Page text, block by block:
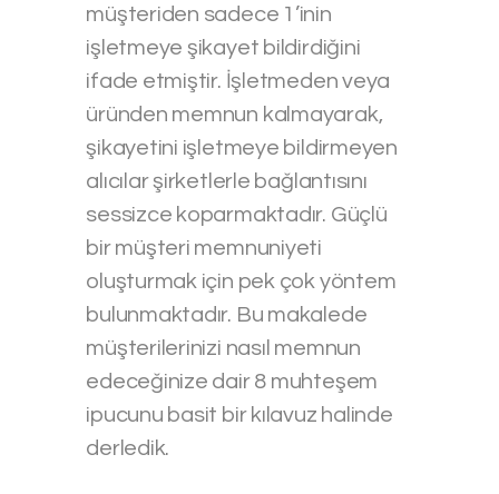
müşteriden sadece 1’inin
işletmeye şikayet bildirdiğini
ifade etmiştir. İşletmeden veya
üründen memnun kalmayarak,
şikayetini işletmeye bildirmeyen
alıcılar şirketlerle bağlantısını
sessizce koparmaktadır. Güçlü
bir müşteri memnuniyeti
oluşturmak için pek çok yöntem
bulunmaktadır. Bu makalede
müşterilerinizi nasıl memnun
edeceğinize dair 8 muhteşem
ipucunu basit bir kılavuz halinde
derledik.